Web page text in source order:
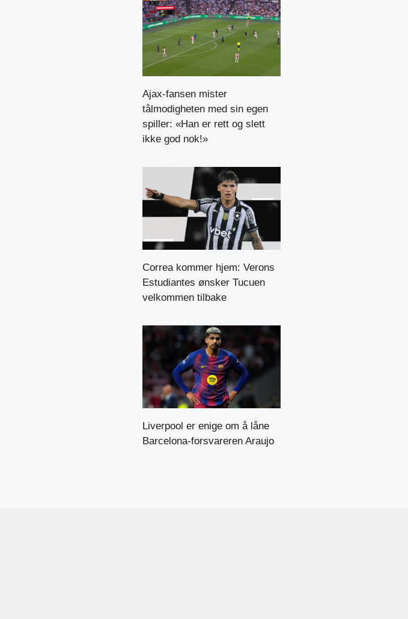
Ajax-fansen mister
tålmodigheten med sin egen
spiller: «Han er rett og slett
ikke god nok!»
Correa kommer hjem: Verons
Estudiantes ønsker Tucuen
velkommen tilbake
Liverpool er enige om å låne
Barcelona-forsvareren Araujo